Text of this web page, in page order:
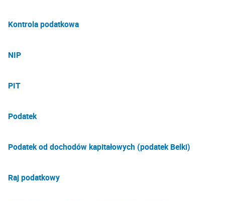
Kontrola podatkowa
NIP
PIT
Podatek
Podatek od dochodów kapitałowych (podatek Belki)
Raj podatkowy